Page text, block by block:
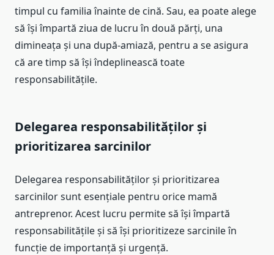
timpul cu familia înainte de cină. Sau, ea poate alege
să își împartă ziua de lucru în două părți, una
dimineața și una după-amiază, pentru a se asigura
că are timp să își îndeplinească toate
responsabilitățile.
Delegarea responsabilităților și
prioritizarea sarcinilor
Delegarea responsabilităților și prioritizarea
sarcinilor sunt esențiale pentru orice mamă
antreprenor. Acest lucru permite să își împartă
responsabilitățile și să își prioritizeze sarcinile în
funcție de importanță și urgență.